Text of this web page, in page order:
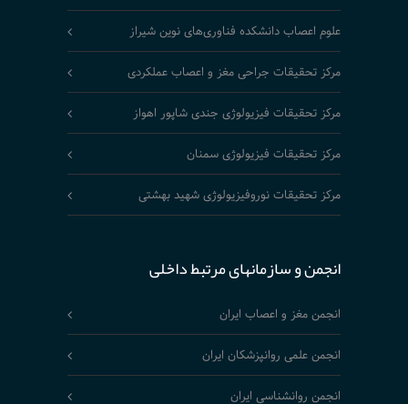
علوم اعصاب دانشکده فناوری‌های نوین شیراز
مرکز تحقیقات جراحی مغز و اعصاب عملکردی
مرکز تحقیقات فیزیولوژی جندی شاپور اهواز
مرکز تحقیقات فیزیولوژی سمنان
مرکز تحقیقات نوروفیزیولوژی شهید بهشتی
انجمن و سازمانهای مرتبط داخلی
انجمن مغز و اعصاب ایران
انجمن علمی روانپزشکان ایران
انجمن روانشناسی ایران